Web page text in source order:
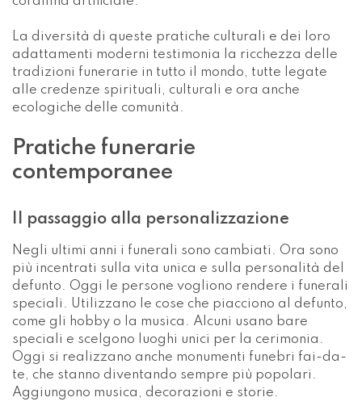
Il passaggio alla personalizzazione
Negli ultimi anni i funerali sono cambiati. Ora sono
più incentrati sulla vita unica e sulla personalità del
defunto. Oggi le persone vogliono rendere i funerali
come gli hobby o la musica. Alcuni usano bare
speciali e scelgono luoghi unici per la cerimonia.
Oggi si realizzano anche monumenti funebri fai-da-
Aggiungono musica, decorazioni e storie.
Considerazioni ambientali nelle sepolture
moderne
I metodi di sepoltura tradizionali utilizzano
sostanze chimiche tossiche per l’imbalsamazione e
impiegano molte risorse come legno e metallo per
le casse. Sono diventati un problema crescente
perché hanno un’impronta ecologica significativa. In
risposta a questo problema, la sepoltura verde o